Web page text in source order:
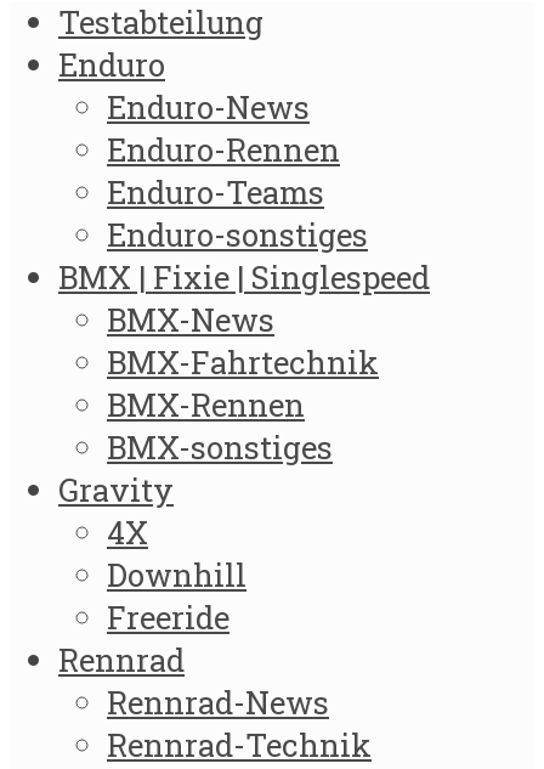
Testabteilung
Enduro
Enduro-News
Enduro-Rennen
Enduro-Teams
Enduro-sonstiges
BMX | Fixie | Singlespeed
BMX-News
BMX-Fahrtechnik
BMX-Rennen
BMX-sonstiges
Gravity
4X
Downhill
Freeride
Rennrad
Rennrad-News
Rennrad-Technik